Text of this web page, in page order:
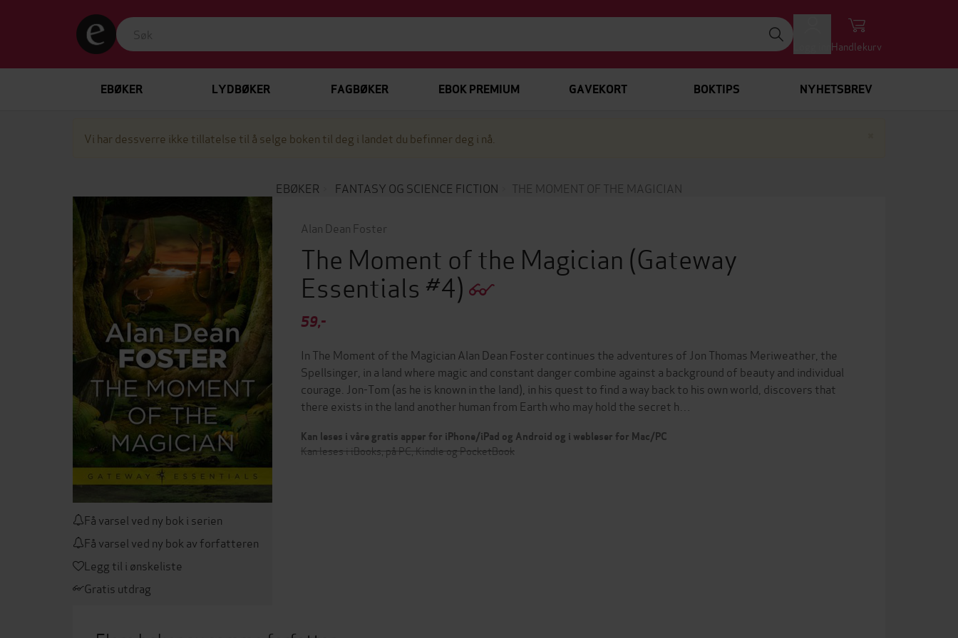
Handlekurv
EBØKER LYDBØKER FAGBØKER EBOK PREMIUM GAVEKORT BOKTIPS NYHETSBREV
Vi har dessverre ikke tillatelse til å selge boken til deg i landet du befinner deg i nå.
EBØKER FANTASY OG SCIENCE FICTION THE MOMENT OF THE MAGICIAN
Få varsel ved ny bok i serien
Få varsel ved ny bok av forfatteren
Legg til i ønskeliste
Gratis utdrag
Alan Dean Foster
The Moment of the Magician (Gateway
Essentials #4)
59,-
In The Moment of the Magician Alan Dean Foster continues the adventures of Jon Thomas Meriweather, the
Spellsinger, in a land where magic and constant danger combine against a background of beauty and individual
courage. Jon-Tom (as he is known in the land), in his quest to find a way back to his own world, discovers that
there exists in the land another human from Earth who may hold the secret h…
Kan leses i våre gratis apper for iPhone/iPad og Android og i webleser for Mac/PC
Kan leses i iBooks, på PC, Kindle og PocketBook